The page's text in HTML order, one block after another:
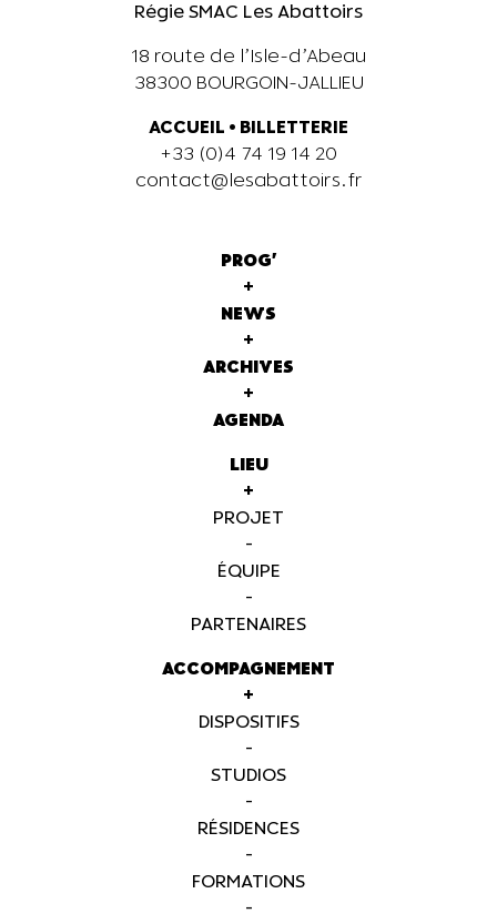
Régie SMAC Les Abattoirs
18 route de l’Isle-d’Abeau
38300 BOURGOIN-JALLIEU
ACCUEIL • BILLETTERIE
+33 (0)4 74 19 14 20
contact@lesabattoirs.fr
PROG'
+
NEWS
+
ARCHIVES
+
AGENDA
LIEU
+
PROJET
-
ÉQUIPE
-
PARTENAIRES
ACCOMPAGNEMENT
+
DISPOSITIFS
-
STUDIOS
-
RÉSIDENCES
-
FORMATIONS
-